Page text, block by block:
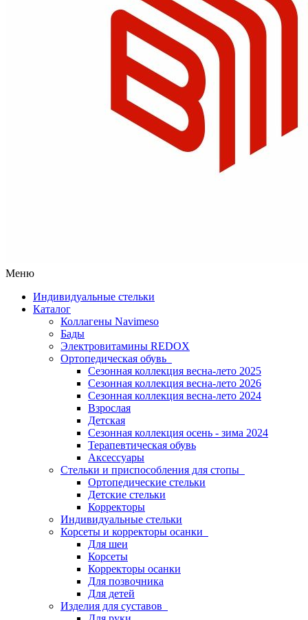
Меню
Индивидуальные стельки
Каталог
Коллагены Navimeso
Бады
Электровитамины REDOX
Ортопедическая обувь
Сезонная коллекция весна-лето 2025
Сезонная коллекция весна-лето 2026
Сезонная коллекция весна-лето 2024
Взрослая
Детская
Сезонная коллекция осень - зима 2024
Терапевтическая обувь
Аксессуары
Стельки и приспособления для стопы
Ортопедические стельки
Детские стельки
Корректоры
Индивидуальные стельки
Корсеты и корректоры осанки
Для шеи
Корсеты
Корректоры осанки
Для позвочника
Для детей
Изделия для суставов